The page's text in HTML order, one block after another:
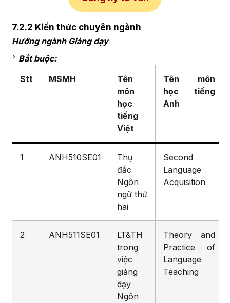
7.2.2 Kiến thức chuyên ngành
Hướng ngành Giảng dạy
Bắt buộc:
Stt
MSMH
Tên
môn
học
tiếng
Việt
Tên môn
học
tiếng
Anh
1 ANH510SE01
Thụ
đắc
Ngôn
ngữ thứ
hai
Second
Language
Acquisition
2 ANH511SE01
LT&TH
trong
việc
giảng
dạy
Ngôn
Theory and
Practice of
Language
Teaching